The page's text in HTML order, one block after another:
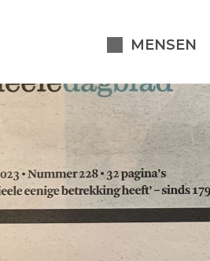
MENSEN